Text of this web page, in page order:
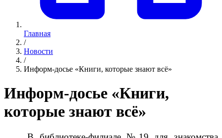
Главная
/
Новости
/
Информ-досье «Книги, которые знают всё»
Информ-досье «Книги,
которые знают всё»